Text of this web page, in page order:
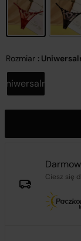
Rozmiar :
Uniwersalny
Ciesz się